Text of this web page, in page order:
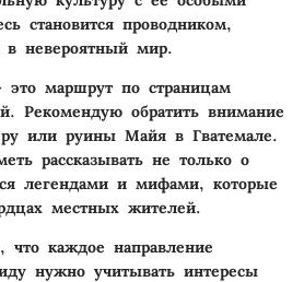
становится проводником,
невероятный мир.
маршрут по страницам
Рекомендую обратить внимание
или руины Майя в Гватемале.
рассказывать не только о
легендами и мифами, которые
местных жителей.
что каждое направление
нужно учитывать интересы